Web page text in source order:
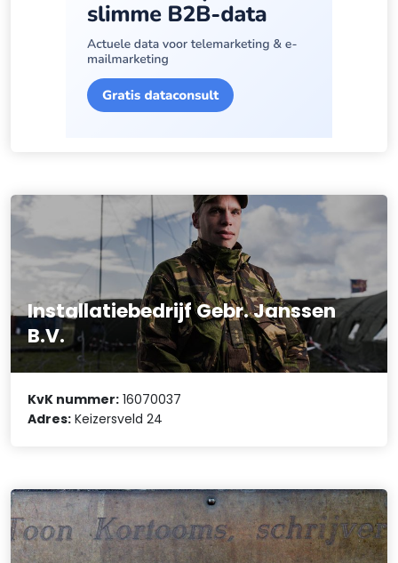
Installatiebedrijf Gebr. Janssen
B.V.
KvK nummer: 16070037
Adres: Keizersveld 24